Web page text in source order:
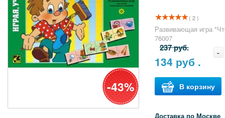
-43%
( 2 )
Развивающая игра
76007
237 руб.
134 руб .
-
В корзину
Доставка по Москве